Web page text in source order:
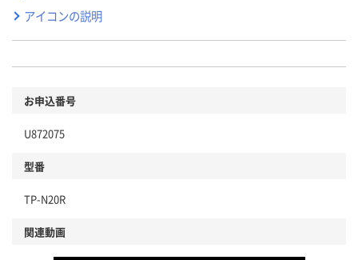
アイコンの説明
お申込番号
U872075
型番
TP-N20R
関連動画